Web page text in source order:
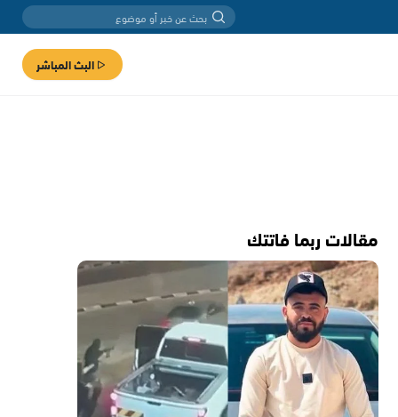
البث المباشر
مقالات ربما فاتتك